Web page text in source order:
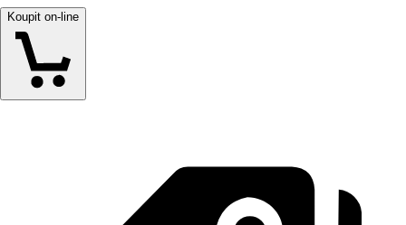
Koupit on-line